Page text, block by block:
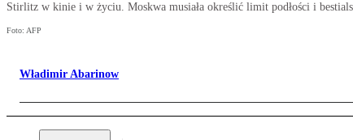
Stirlitz w kinie i w życiu. Moskwa musiała określić limit podłości i
Foto: AFP
Władimir Abarinow